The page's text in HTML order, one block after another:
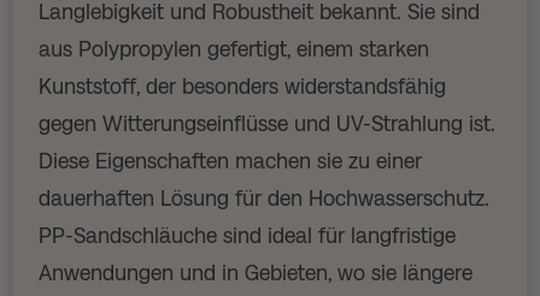
Langlebigkeit und Robustheit bekannt. Sie sind
aus Polypropylen gefertigt, einem starken
Kunststoff, der besonders widerstandsfähig
gegen Witterungseinflüsse und UV-Strahlung ist.
Diese Eigenschaften machen sie zu einer
dauerhaften Lösung für den Hochwasserschutz.
PP-Sandschläuche sind ideal für langfristige
Anwendungen und in Gebieten, wo sie längere